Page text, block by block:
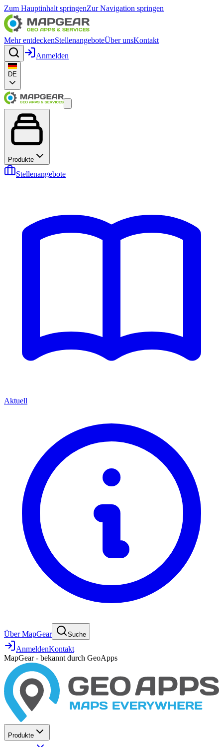
Zum Hauptinhalt springenZur Navigation springen
Mehr entdeckenStellenangeboteÜber unsKontakt
Anmelden
DE
Produkte
Stellenangebote
Aktuell
Über MapGear Suche
AnmeldenKontakt
MapGear - bekannt durch GeoApps
Produkte